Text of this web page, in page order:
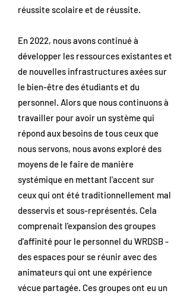
réussite scolaire et de réussite.
En 2022, nous avons continué à
développer les ressources existantes et
de nouvelles infrastructures axées sur
le bien-être des étudiants et du
personnel. Alors que nous continuons à
travailler pour avoir un système qui
répond aux besoins de tous ceux que
nous servons, nous avons exploré des
moyens de le faire de manière
systémique en mettant l'accent sur
ceux qui ont été traditionnellement mal
desservis et sous-représentés. Cela
comprenait l'expansion des groupes
d'affinité pour le personnel du WRDSB -
des espaces pour se réunir avec des
animateurs qui ont une expérience
vécue partagée. Ces groupes ont eu un